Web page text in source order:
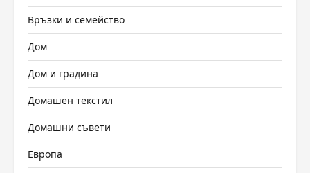
Връзки и семейство
Дом
Дом и градина
Домашен текстил
Домашни съвети
Европа